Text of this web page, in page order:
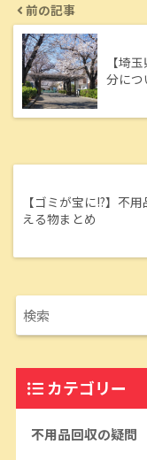
前の記事
【埼
分につ
【ゴミが宝に!?】不
える物まとめ
カテゴリー
不用品回収の疑問